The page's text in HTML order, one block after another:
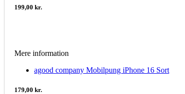
199,00 kr.
Mere information
agood company Mobilpung iPhone 16 Sort
179,00 kr.